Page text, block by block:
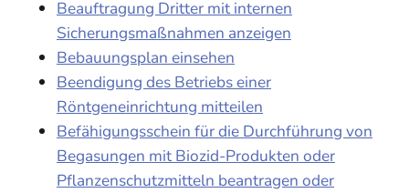
Beauftragung Dritter mit internen
Sicherungsmaßnahmen anzeigen
Bebauungsplan einsehen
Beendigung des Betriebs einer
Röntgeneinrichtung mitteilen
Befähigungsschein für die Durchführung von
Begasungen mit Biozid-Produkten oder
Pflanzenschutzmitteln beantragen oder